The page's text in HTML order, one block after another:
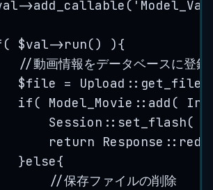
->add_callable ( '
( $val->run() ){
//動画情報をデータベースに登録
$file
= Upload :: get_files
if ( Model_Movie :: add (
Session :: set_flash(
return
Response ::
}else{
//保存ファイルの削除